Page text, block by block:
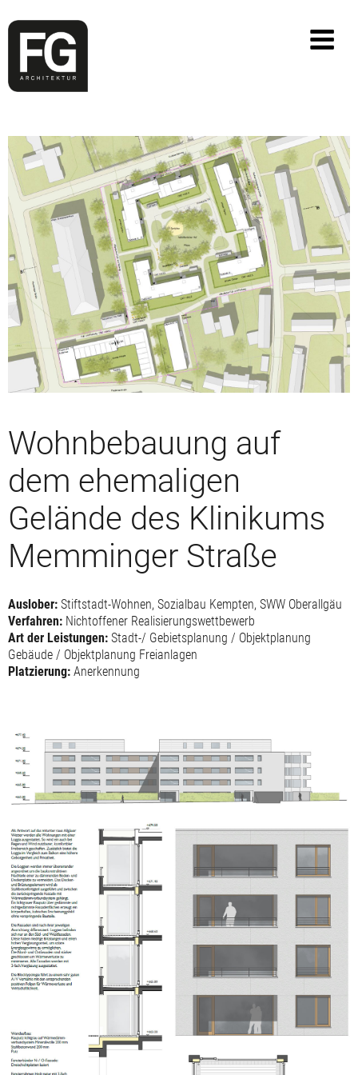
Wohnbebauung auf
dem ehemaligen
Gelände des Klinikums
Memminger Straße
Auslober: Stiftstadt-Wohnen, Sozialbau Kempten, SWW Oberallgäu
Verfahren: Nichtoffener Realisierungswettbewerb
Art der Leistungen: Stadt-/ Gebietsplanung / Objektplanung
Gebäude / Objektplanung Freianlagen
Platzierung: Anerkennung